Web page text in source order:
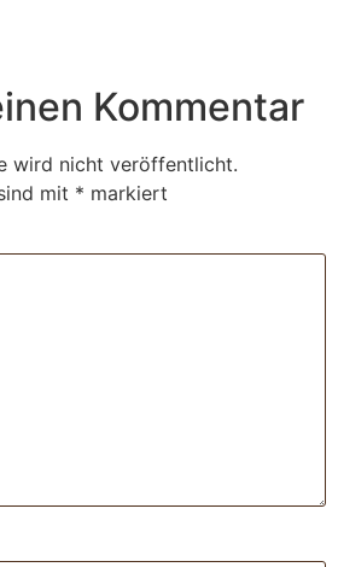
Kommentar
wird nicht veröffentlicht.
mit * markiert